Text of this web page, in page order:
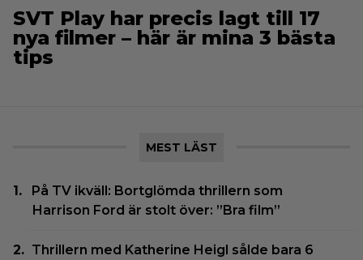
SVT Play har precis lagt till 17
nya filmer – här är mina 3 bästa
tips
MEST LÄST
På TV ikväll: Bortglömda thrillern som
Harrison Ford är stolt över: ”Bra film”
Thrillern med Katherine Heigl sålde bara 6